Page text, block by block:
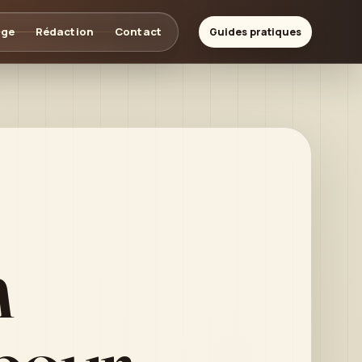
Rédaction Contact Guides pratiques